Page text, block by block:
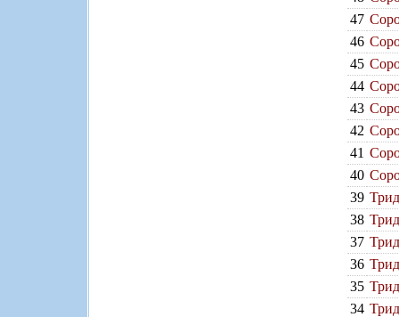
47
46
45
44
43
42
41
40
39
38
37
36
35
34